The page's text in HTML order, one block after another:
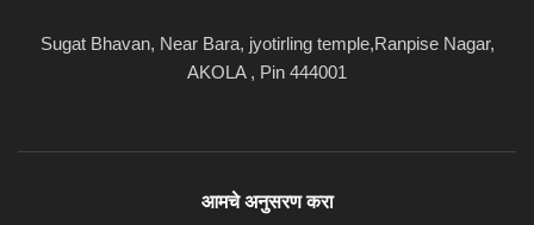
Sugat Bhavan, Near Bara, jyotirling temple,Ranpise Nagar,
AKOLA , Pin 444001
आमचे अनुसरण करा